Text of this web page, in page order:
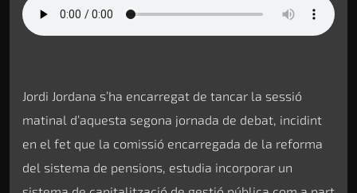
Jordi Jordana s’ha encarregat de tancar la sessió
matinal d’aquesta segona jornada de debat, incidint
en el fet que la comissió encarregada de la reforma
del sistema de pensions, estudia incorporar un